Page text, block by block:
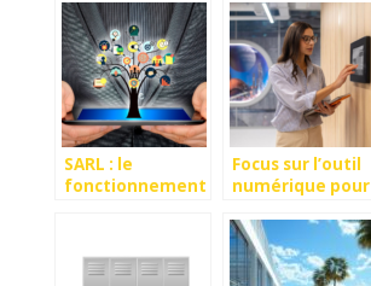
ses stocks ?
baser votre
entreprise
SARL : le
fonctionnement
de ce statut
Focus sur l’outil
numérique pour
efficacement le
contrôle d’accès